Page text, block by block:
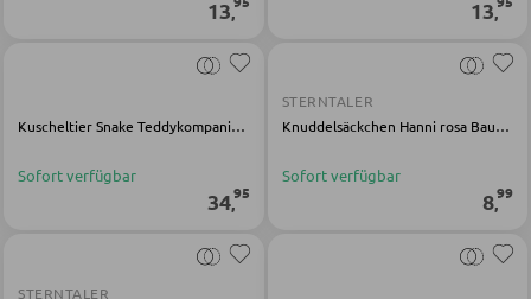
Ohrensessel
HOCKER
Sitzhocker
13, 13,
Kuscheltier Snake Teddykompaniet Orange Polyester
Sofort verfügbar
34,95
STERNTALER
Knuddelsäckchen Hanni rosa Baumwolle Polyester
Sofort verfügbar
8,99
STERNTALER